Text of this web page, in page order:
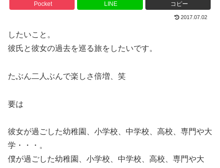
Pocket LINE コピー
2017.07.02
したいこと。
彼氏と彼女の過去を巡る旅をしたいです。
たぶん二人ぶんで楽しさ倍増、笑
要は
彼女が過ごした幼稚園、小学校、中学校、高校、専門や大
学・・・。
僕が過ごした幼稚園、小学校、中学校、高校、専門や大